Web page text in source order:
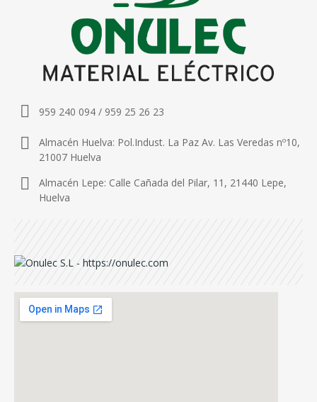
959 240 094 / 959 25 26 23
Almacén Huelva: Pol.Indust. La Paz Av. Las Veredas nº10,
21007 Huelva
Almacén Lepe: Calle Cañada del Pilar, 11, 21440 Lepe,
Huelva